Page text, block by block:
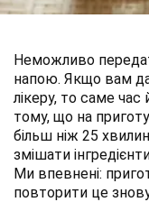
Неможливо
напою. Якщо вам
лікеру, то саме
тому, що на
більш ніж 25
змішати
Ми впевнені:
повторити це